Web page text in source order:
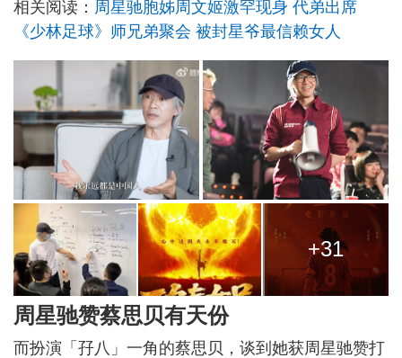
相关阅读： 周星驰胞姊周文姬激罕现身 代弟出席
《少林足球》师兄弟聚会 被封星爷最信赖女人
+31
周星驰赞蔡思贝有天份
而扮演「孖八」一角的蔡思贝，谈到她获周星驰赞打